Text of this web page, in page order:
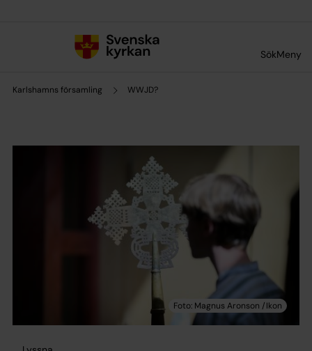
SökMeny
Karlshamns församling WWJD?